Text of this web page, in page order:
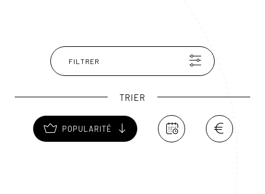
la rencontre des femmes en train de coudre des tifaifai,
des couvertures en patchwork polynésien, aux motifs
appréciés sur les marchés de Papeete ! Un séjour sur les
FILTRER
TRIER
POPULARITÉ